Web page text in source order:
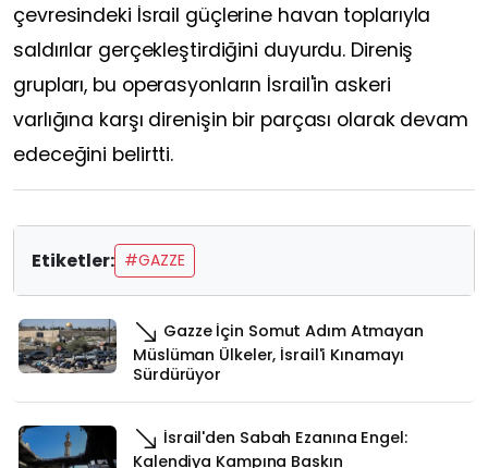
çevresindeki İsrail güçlerine havan toplarıyla
saldırılar gerçekleştirdiğini duyurdu. Direniş
grupları, bu operasyonların İsrail'in askeri
varlığına karşı direnişin bir parçası olarak devam
edeceğini belirtti.
Etiketler: #GAZZE
Gazze İçin Somut Adım Atmayan
Müslüman Ülkeler, İsrail'i Kınamayı
Sürdürüyor
İsrail'den Sabah Ezanına Engel:
Kalendiya Kampına Baskın